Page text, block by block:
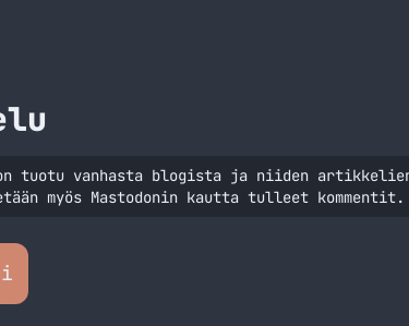
tuotu vanhasta blogista ja niiden
myös Mastodonin kautta tulleet kommentit.